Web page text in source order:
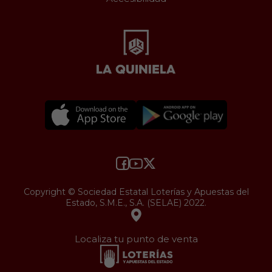
Copyright © Sociedad Estatal Loterías y Apuestas del
Estado, S.M.E., S.A. (SELAE) 2022.
Localiza tu punto de venta